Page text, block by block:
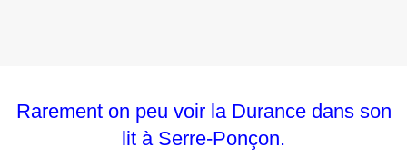
Rarement on peu voir la Durance dans son
lit à Serre-Ponçon.